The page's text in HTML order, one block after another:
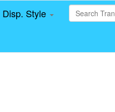
Disp. Style